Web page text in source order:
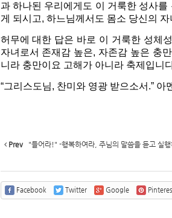
과 하나된 우리에게도 이 거룩한 성사
게 되시고, 하느님께서도 몸소 당신의
허무에 대한 답은 바로 이 거룩한 성체
자녀로서 존재감 높은, 자존감 높은 충
니라 충만이요 고해가 아니라 축제입니
“그리스도님, 찬미와 영광 받으소서.” 아
Prev "들어라!" -행복하여라, 주님의 말씀을 듣고 실
Facebook Twitter Google